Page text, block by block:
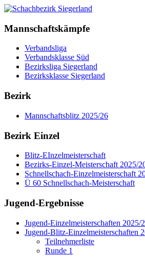
Mannschaftskämpfe
Verbandsliga
Verbandsklasse Süd
Bezirksliga Siegerland
Bezirksklasse Siegerland
Bezirk
Mannschaftsblitz 2025/26
Bezirk Einzel
Blitz-EInzelmeisterschaft
Bezirks-Einzel-Meisterschaft 2025/
Schnellschach-Einzelmeisterschaft
Ü 60 Schnellschach-Meisterschaft
Jugend-Ergebnisse
Jugend-Einzelmeisterschaften 2025/
Jugend-Blitz-Einzelmeisterschaften
Teilnehmerliste
Runde 1